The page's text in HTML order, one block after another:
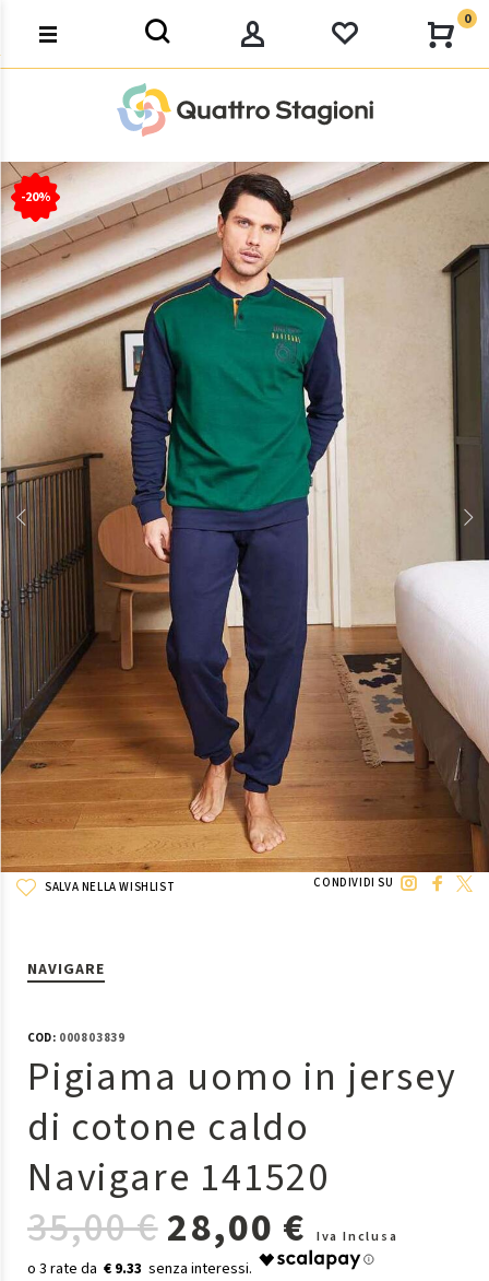
0
-20%
SALVA NELLA WISHLIST CONDIVIDI SU
NAVIGARE
COD:000803839
Pigiama uomo in jersey
di cotone caldo
Navigare 141520
35,00 €28,00 € Iva Inclusa
€ 9.33